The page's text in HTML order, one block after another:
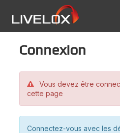
Connexion
Vous devez être
cette page
Connectez-vous avec les